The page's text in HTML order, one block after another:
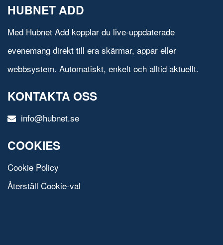
HUBNET ADD
Med Hubnet Add kopplar du live-uppdaterade
evenemang direkt till era skärmar, appar eller
webbsystem. Automatiskt, enkelt och alltid aktuellt.
KONTAKTA OSS
info@hubnet.se
COOKIES
Cookie Policy
Återställ Cookie-val